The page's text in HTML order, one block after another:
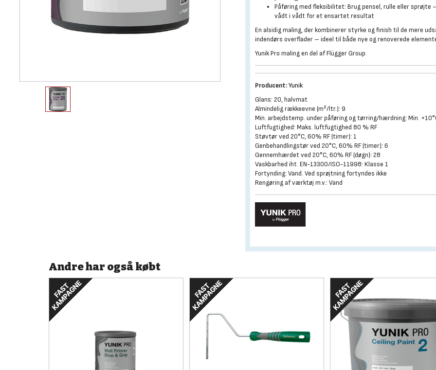
Påføring med fleksibilitet: Brug pensel, rulle eller sprøjte
vådt i vådt for et ensartet resultat
En alsidig maling, der kombinerer styrke og finish til de mere
indendørs overflader – ideel til både nye og renoverede
Yunik Pro maling en del af Flügger Group.
Producent:Yunik
Glans: 20, halvmat
Almindelig rækkeevne (m²/ltr.): 9
Min. arbejdstemp. under påføring og tørring/hærdning: Min.
Luftfugtighed: Maks. luftfugtighed 80 % RF
Støvtør ved 20°C, 60% RF (timer): 1
Genbehandlingstør ved 20°C, 60% RF (timer): 6
Gennemhærdet ved 20°C, 60% RF (døgn): 28
Vaskbarhed iht. EN-13300/ISO-11998: Klasse 1
Fortynding: Vand. Ved sprøjtning fortyndes ikke
Rengøring af værktøj m.v.: Vand
Andre har også købt